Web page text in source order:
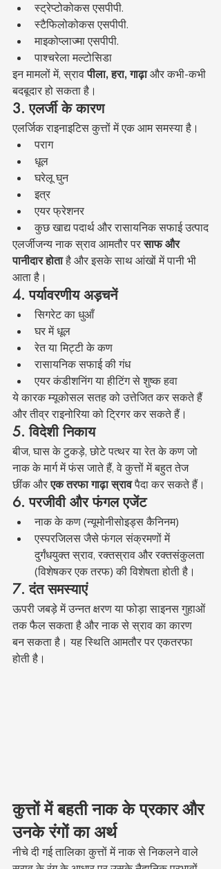
स्ट्रेप्टोकोकस एसपीपी.
स्टैफिलोकोकस एसपीपी.
माइकोप्लाज्मा एसपीपी.
पाश्चरेला मल्टोसिडा
इन मामलों में, स्राव पीला, हरा, गाढ़ा और कभी-कभी
बदबूदार हो सकता है।
3. एलर्जी के कारण
एलर्जिक राइनाइटिस कुत्तों में एक आम समस्या है।
पराग
धूल
घरेलू घुन
इत्र
एयर फ्रेशनर
कुछ खाद्य पदार्थ और रासायनिक सफाई उत्पाद
एलर्जीजन्य नाक स्राव आमतौर पर साफ और
पानीदार होता है और इसके साथ आंखों में पानी भी
आता है।
4. पर्यावरणीय अड़चनें
सिगरेट का धुआँ
घर में धूल
रेत या मिट्टी के कण
रासायनिक सफाई की गंध
एयर कंडीशनिंग या हीटिंग से शुष्क हवा
ये कारक म्यूकोसल सतह को उत्तेजित कर सकते हैं
और तीव्र राइनोरिया को ट्रिगर कर सकते हैं।
5. विदेशी निकाय
बीज, घास के टुकड़े, छोटे पत्थर या रेत के कण जो
नाक के मार्ग में फंस जाते हैं, वे कुत्तों में बहुत तेज
छींक और एक तरफा गाढ़ा स्राव पैदा कर सकते हैं।
6. परजीवी और फंगल एजेंट
नाक के कण (न्यूमोनीसोइड्स कैनिनम)
एस्परजिलस जैसे फंगल संक्रमणों में
दुर्गंधयुक्त स्राव, रक्तस्राव और रक्तसंकुलता
(विशेषकर एक तरफ) की विशेषता होती है।
7. दंत समस्याएं
ऊपरी जबड़े में उन्नत क्षरण या फोड़ा साइनस गुहाओं
तक फैल सकता है और नाक से स्राव का कारण
बन सकता है। यह स्थिति आमतौर पर एकतरफा
होती है।
कुत्तों में बहती नाक के प्रकार और
उनके रंगों का अर्थ
नीचे दी गई तालिका कुत्तों में नाक से निकलने वाले